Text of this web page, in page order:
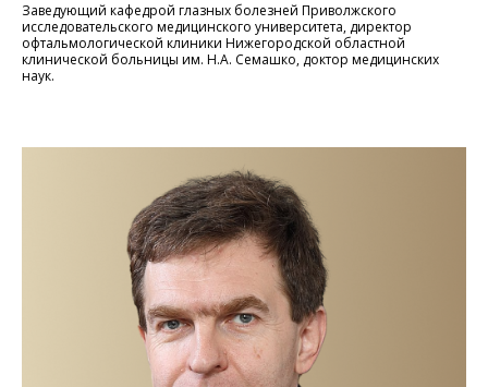
Заведующий кафедрой глазных болезней Приволжского
исследовательского медицинского университета, директор
офтальмологической клиники Нижегородской областной
клинической больницы им. Н.А. Семашко, доктор медицинских
наук.